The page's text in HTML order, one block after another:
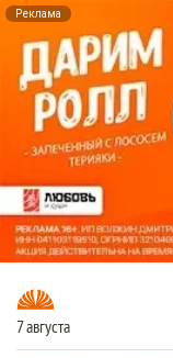
Реклама
7 августа